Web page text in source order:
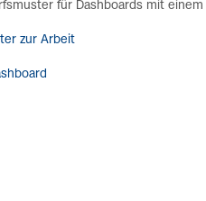
für Dashboards mit
zur Arbeit